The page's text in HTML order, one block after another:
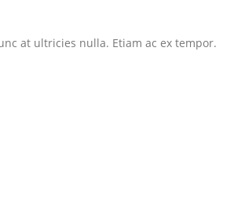
at ultricies nulla. Etiam ac ex tempor.